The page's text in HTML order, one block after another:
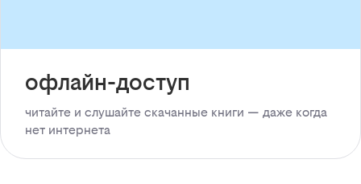
офлайн-доступ
читайте и слушайте скачанные книги — даже когда
нет интернета